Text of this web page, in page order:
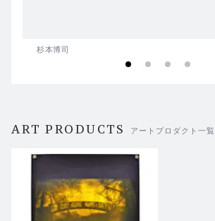
杉本博司
ART PRODUCTS アートプロダクト一覧